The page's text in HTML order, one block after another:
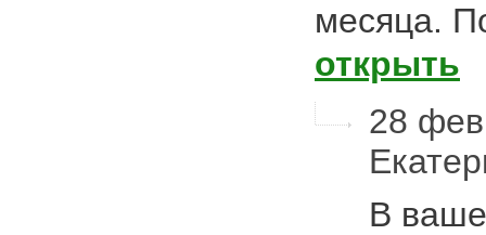
месяца.
открыть
28
В